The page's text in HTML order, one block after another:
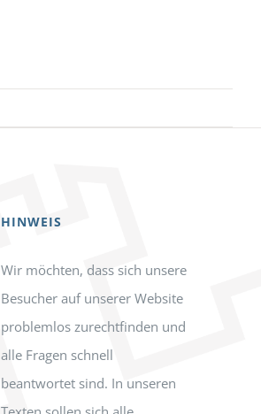
HINWEIS
Wir möchten, dass sich unsere
Besucher auf unserer Website
problemlos zurechtfinden und
alle Fragen schnell
beantwortet sind. In unseren